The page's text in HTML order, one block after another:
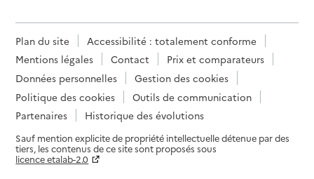
Plan du site
Accessibilité : totalement conforme
Mentions légales
Contact
Prix et comparateurs
Données personnelles
Gestion des cookies
Politique des cookies
Outils de communication
Partenaires
Historique des évolutions
Sauf mention explicite de propriété intellectuelle détenue par des
tiers, les contenus de ce site sont proposés sous
licence etalab-2.0